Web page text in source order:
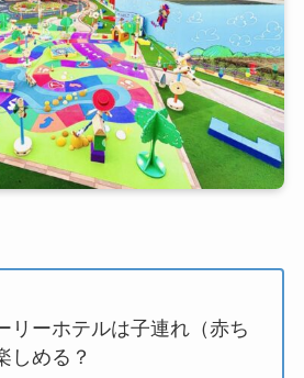
リーホテルは子連れ（赤ち
しめる？